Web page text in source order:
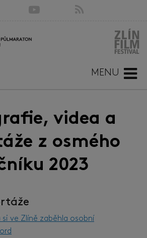
MENU
videa a
z osmého
2023
ve Zlíně zaběhla osobní